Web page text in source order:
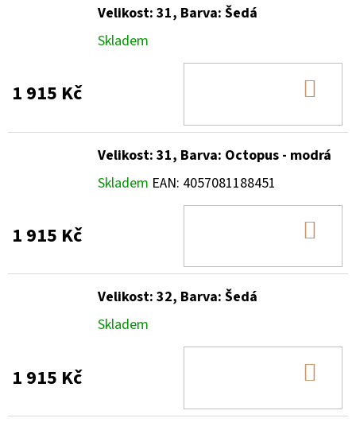
Velikost: 31, Barva: Šedá
Skladem
1 915 Kč
Velikost: 31, Barva: Octopus - modrá
Skladem EAN: 4057081188451
1 915 Kč
Velikost: 32, Barva: Šedá
Skladem
1 915 Kč